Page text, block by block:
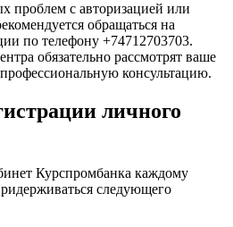
проблем с авторизацией или
обращаться на
по телефону +74712703703.
обязательно рассмотрят ваше
консультацию.
личного
Курспромбанка каждому
следующего